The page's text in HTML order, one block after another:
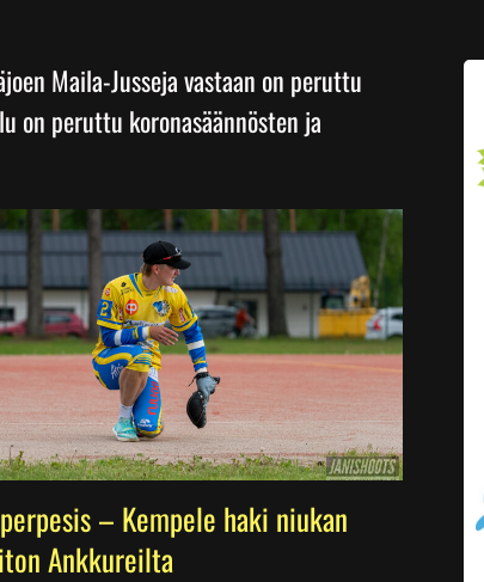
Maila-Jusseja vastaan on peruttu
on peruttu koronasäännösten ja
– Kempele haki niukan
Ankkureilta